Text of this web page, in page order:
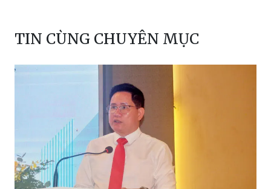
TIN CÙNG CHUYÊN MỤC